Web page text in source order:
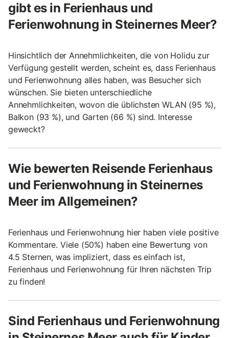
gibt es in Ferienhaus und
Ferienwohnung in Steinernes Meer?
Hinsichtlich der Annehmlichkeiten, die von Holidu zur
Verfügung gestellt werden, scheint es, dass Ferienhaus
und Ferienwohnung alles haben, was Besucher sich
wünschen. Sie bieten unterschiedliche
Annehmlichkeiten, wovon die üblichsten WLAN (95 %),
Balkon (93 %), und Garten (66 %) sind. Interesse
geweckt?
Wie bewerten Reisende Ferienhaus
und Ferienwohnung in Steinernes
Meer im Allgemeinen?
Ferienhaus und Ferienwohnung hier haben viele positive
Kommentare. Viele (50%) haben eine Bewertung von
4.5 Sternen, was impliziert, dass es einfach ist,
Ferienhaus und Ferienwohnung für Ihren nächsten Trip
zu finden!
Sind Ferienhaus und Ferienwohnung